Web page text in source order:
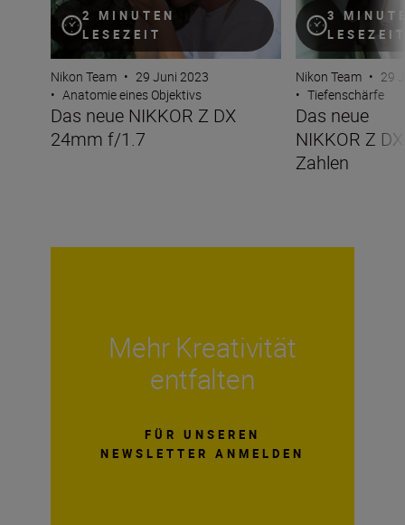
2 MINUTEN
LESEZEIT
Nikon Team • 29 Juni 2023
• Anatomie eines Objektivs
Das neue NIKKOR Z DX
24mm f/1.7
3
Nikon Team • 29
• Tiefenschärfe
Das neue
NIKKOR Z
Zahlen
Mehr Kreativität
entfalten
FÜR UNSEREN
NEWSLETTER ANMELDEN